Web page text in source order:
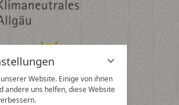
Website. Einige von ihnen
andere uns helfen, diese Website